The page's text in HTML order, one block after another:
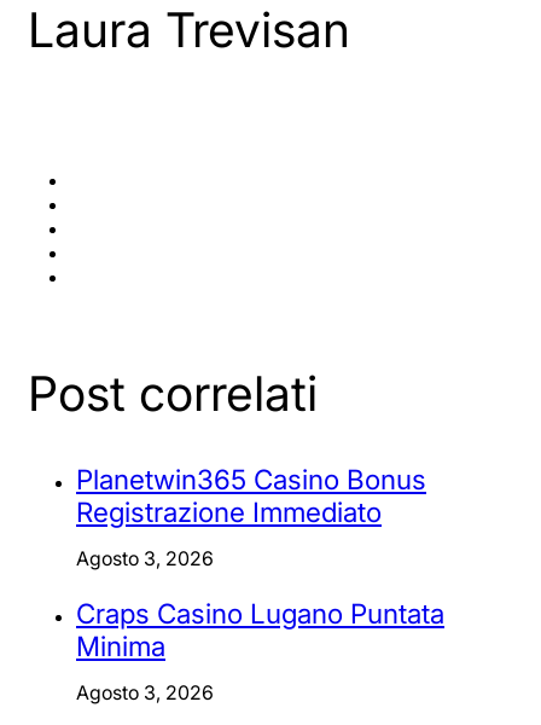
Laura Trevisan
Post correlati
Planetwin365 Casino Bonus
Registrazione Immediato
Agosto 3, 2026
Craps Casino Lugano Puntata
Minima
Agosto 3, 2026